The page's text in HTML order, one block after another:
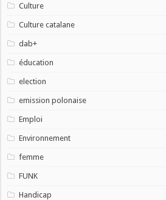
Culture
Culture catalane
dab+
éducation
election
emission polonaise
Emploi
Environnement
femme
FUNK
Handicap